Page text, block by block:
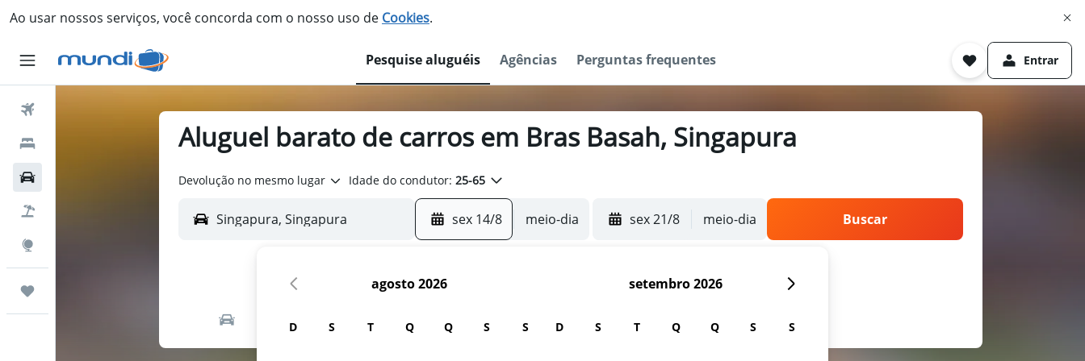
Ao usar nossos serviços, você concorda com o nosso uso de Cookies.
Pesquise aluguéis Agências Perguntas frequentes Entrar
Aluguel barato de carros em Bras Basah, Singapura
Devolução no mesmo lugar Idade do condutor: 25-65
sex 14/8 meio-dia sex 21/8 meio-dia Buscar
agosto 2026
D S T Q Q S S
setembro 2026
D S T Q Q S S